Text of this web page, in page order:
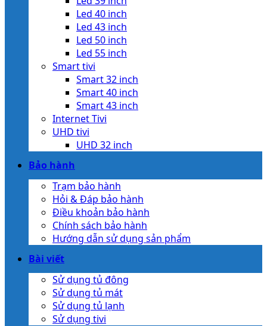
Led 40 inch
Led 43 inch
Led 50 inch
Led 55 inch
Smart tivi
Smart 32 inch
Smart 40 inch
Smart 43 inch
Internet Tivi
UHD tivi
UHD 32 inch
Bảo hành
Trạm bảo hành
Hỏi & Đáp bảo hành
Điều khoản bảo hành
Chính sách bảo hành
Hướng dẫn sử dụng sản phẩm
Bài viết
Sử dụng tủ đông
Sử dụng tủ mát
Sử dụng tủ lạnh
Sử dụng tivi